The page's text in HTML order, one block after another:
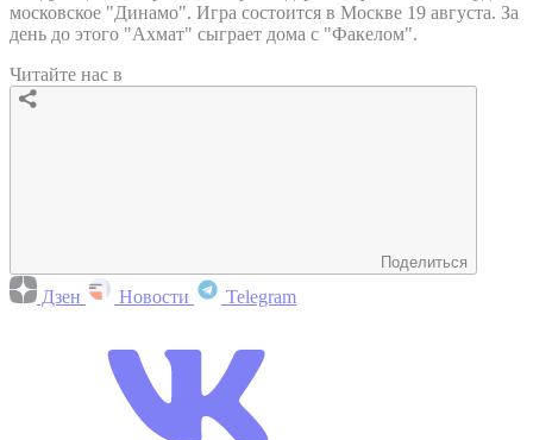
московское "Динамо". Игра состоится в Москве 19 августа. За
день до этого "Ахмат" сыграет дома с "Факелом".
Читайте нас в
Поделиться
Дзен Новости Telegram